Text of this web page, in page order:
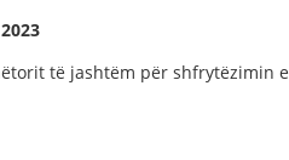
2023
të jashtëm për